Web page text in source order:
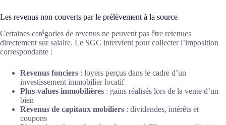
Les revenus non couverts par le prélèvement à la source
Certaines catégories de revenus ne peuvent pas être retenues
directement sur salaire. Le SGC intervient pour collecter l’imposition
correspondante :
Revenus fonciers : loyers perçus dans le cadre d’un
investissement immobilier locatif
Plus-values immobilières : gains réalisés lors de la vente d’un
bien
Revenus de capitaux mobiliers : dividendes, intérêts et
coupons